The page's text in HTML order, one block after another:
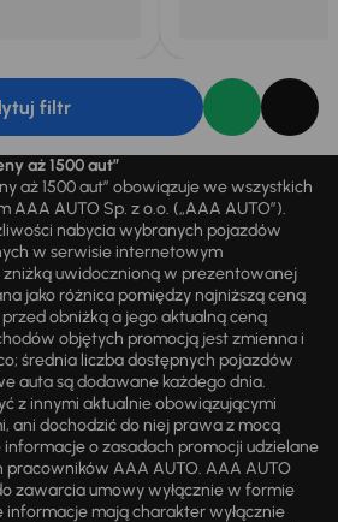
filtr
aż 1500 aut”
aż 1500 aut” obowiązuje we wszystkich
AUTO Sp. z o.o. („AAA AUTO”).
nabycia wybranych pojazdów
w serwisie internetowym
uwidocznioną w prezentowanej
jako różnica pomiędzy najniższą ceną
obniżką a jego aktualną ceną
objętych promocją jest zmienna i
średnia liczba dostępnych pojazdów
auta są dodawane każdego dnia.
z innymi aktualnie obowiązującymi
ani dochodzić do niej prawa z mocą
o zasadach promocji udzielane
pracowników AAA AUTO. AAA AUTO
zawarcia umowy wyłącznie w formie
informacje mają charakter wyłącznie